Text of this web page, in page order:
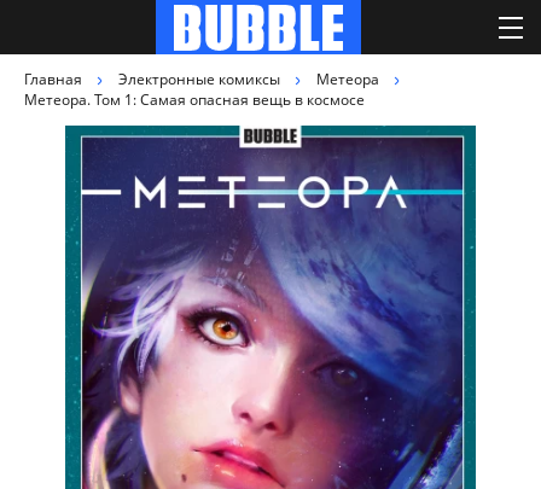
Главная Электронные комиксы
Метеора
Метеора. Том 1: Самая опасная вещь в космосе